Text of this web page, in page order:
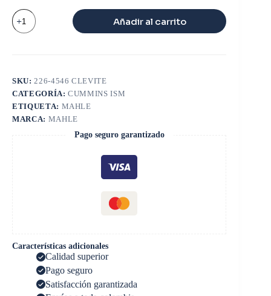
CAMISA
L10
240
Añadir al carrito
SKU:226-4546 CLEVITE
CATEGORÍA:CUMMINS ISM
ETIQUETA: MAHLE
MARCA: MAHLE
Pago seguro garantizado
Características adicionales
Calidad superior
Pago seguro
Satisfacción garantizada